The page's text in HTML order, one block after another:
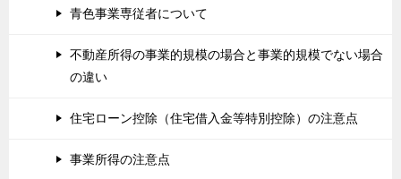
青色事業専従者について
不動産所得の事業的規模の場合と事業的規模でない場合
の違い
住宅ローン控除（住宅借入金等特別控除）の注意点
事業所得の注意点